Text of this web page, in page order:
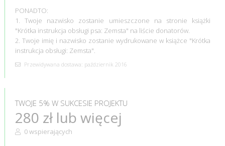
PONADTO:
1. Twoje nazwisko zostanie umieszczone na stronie książki
"Krótka instrukcja obsługi psa: Zemsta" na liście donatorów.
2. Twoje imię i nazwisko zostanie wydrukowane w książce "Krótka
instrukcja obsługi: Zemsta".
Przewidywana dostawa: październik 2016
TWOJE 5% W SUKCESIE PROJEKTU
280 zł lub więcej
0 wspierających